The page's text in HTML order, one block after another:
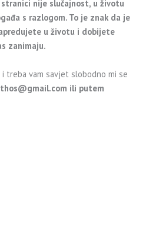
nije slučajnost, u životu
s razlogom. To je znak da je
u životu i dobijete
zanimaju.
treba vam savjet slobodno mi se
ili putem